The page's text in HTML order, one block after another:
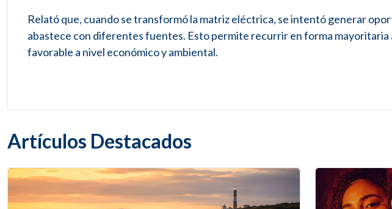
Relató que, cuando se transformó la matriz eléctrica, se intentó generar
abastece con diferentes fuentes. Esto permite recurrir en forma mayoritaria
favorable a nivel económico y ambiental.
Artículos Destacados